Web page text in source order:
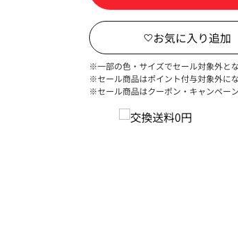
※一部の色・サイズでセール対象外と
※セール商品はポイント付与対象外に
※セール商品はクーポン・キャンペー